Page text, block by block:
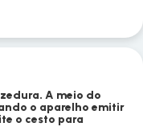
A meio do
o aparelho emitir
o cesto para